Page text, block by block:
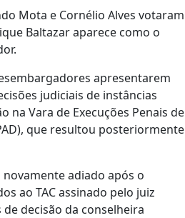
Mota e Cornélio Alves votaram
Baltazar aparece como o
apresentarem
judiciais de instâncias
na Vara de Execuções Penais de
que resultou posteriormente
adiado após o
ao TAC assinado pelo juiz
de decisão da conselheira